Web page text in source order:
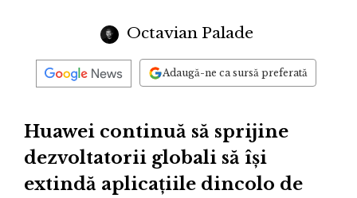
Octavian Palade
Adaugă-ne ca sursă preferată
Huawei continuă să sprijine
dezvoltatorii globali să își
extindă aplicațiile dincolo de